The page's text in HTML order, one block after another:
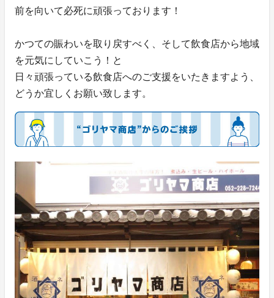
前を向いて必死に頑張っております！
かつての賑わいを取り戻すべく、そして飲食店から地域
を元気にしていこう！と
日々頑張っている飲食店へのご支援をいたきますよう、
どうか宜しくお願い致します。